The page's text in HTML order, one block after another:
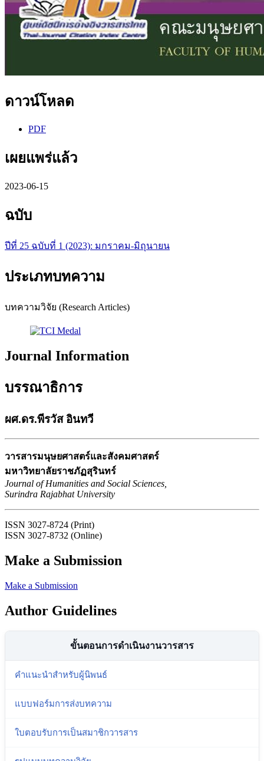
ดาวน์โหลด
PDF
เผยแพร่แล้ว
2023-06-15
ฉบับ
ปีที่ 25 ฉบับที่ 1 (2023): มกราคม-มิถุนายน
ประเภทบทความ
บทความวิจัย (Research Articles)
Journal Information
บรรณาธิการ
ผศ.ดร.พีรวัส อินทวี
วารสารมนุษยศาสตร์และสังคมศาสตร์
มหาวิทยาลัยราชภัฏสุรินทร์
Journal of Humanities and Social Sciences,
Surindra Rajabhat University
ISSN 3027-8724 (Print)
ISSN 3027-8732 (Online)
Make a Submission
Make a Submission
Author Guidelines
ขั้นตอนการดำเนินงานวารสาร
คำแนะนำสำหรับผู้นิพนธ์
แบบฟอร์มการส่งบทความ
ใบตอบรับการเป็นสมาชิกวารสาร